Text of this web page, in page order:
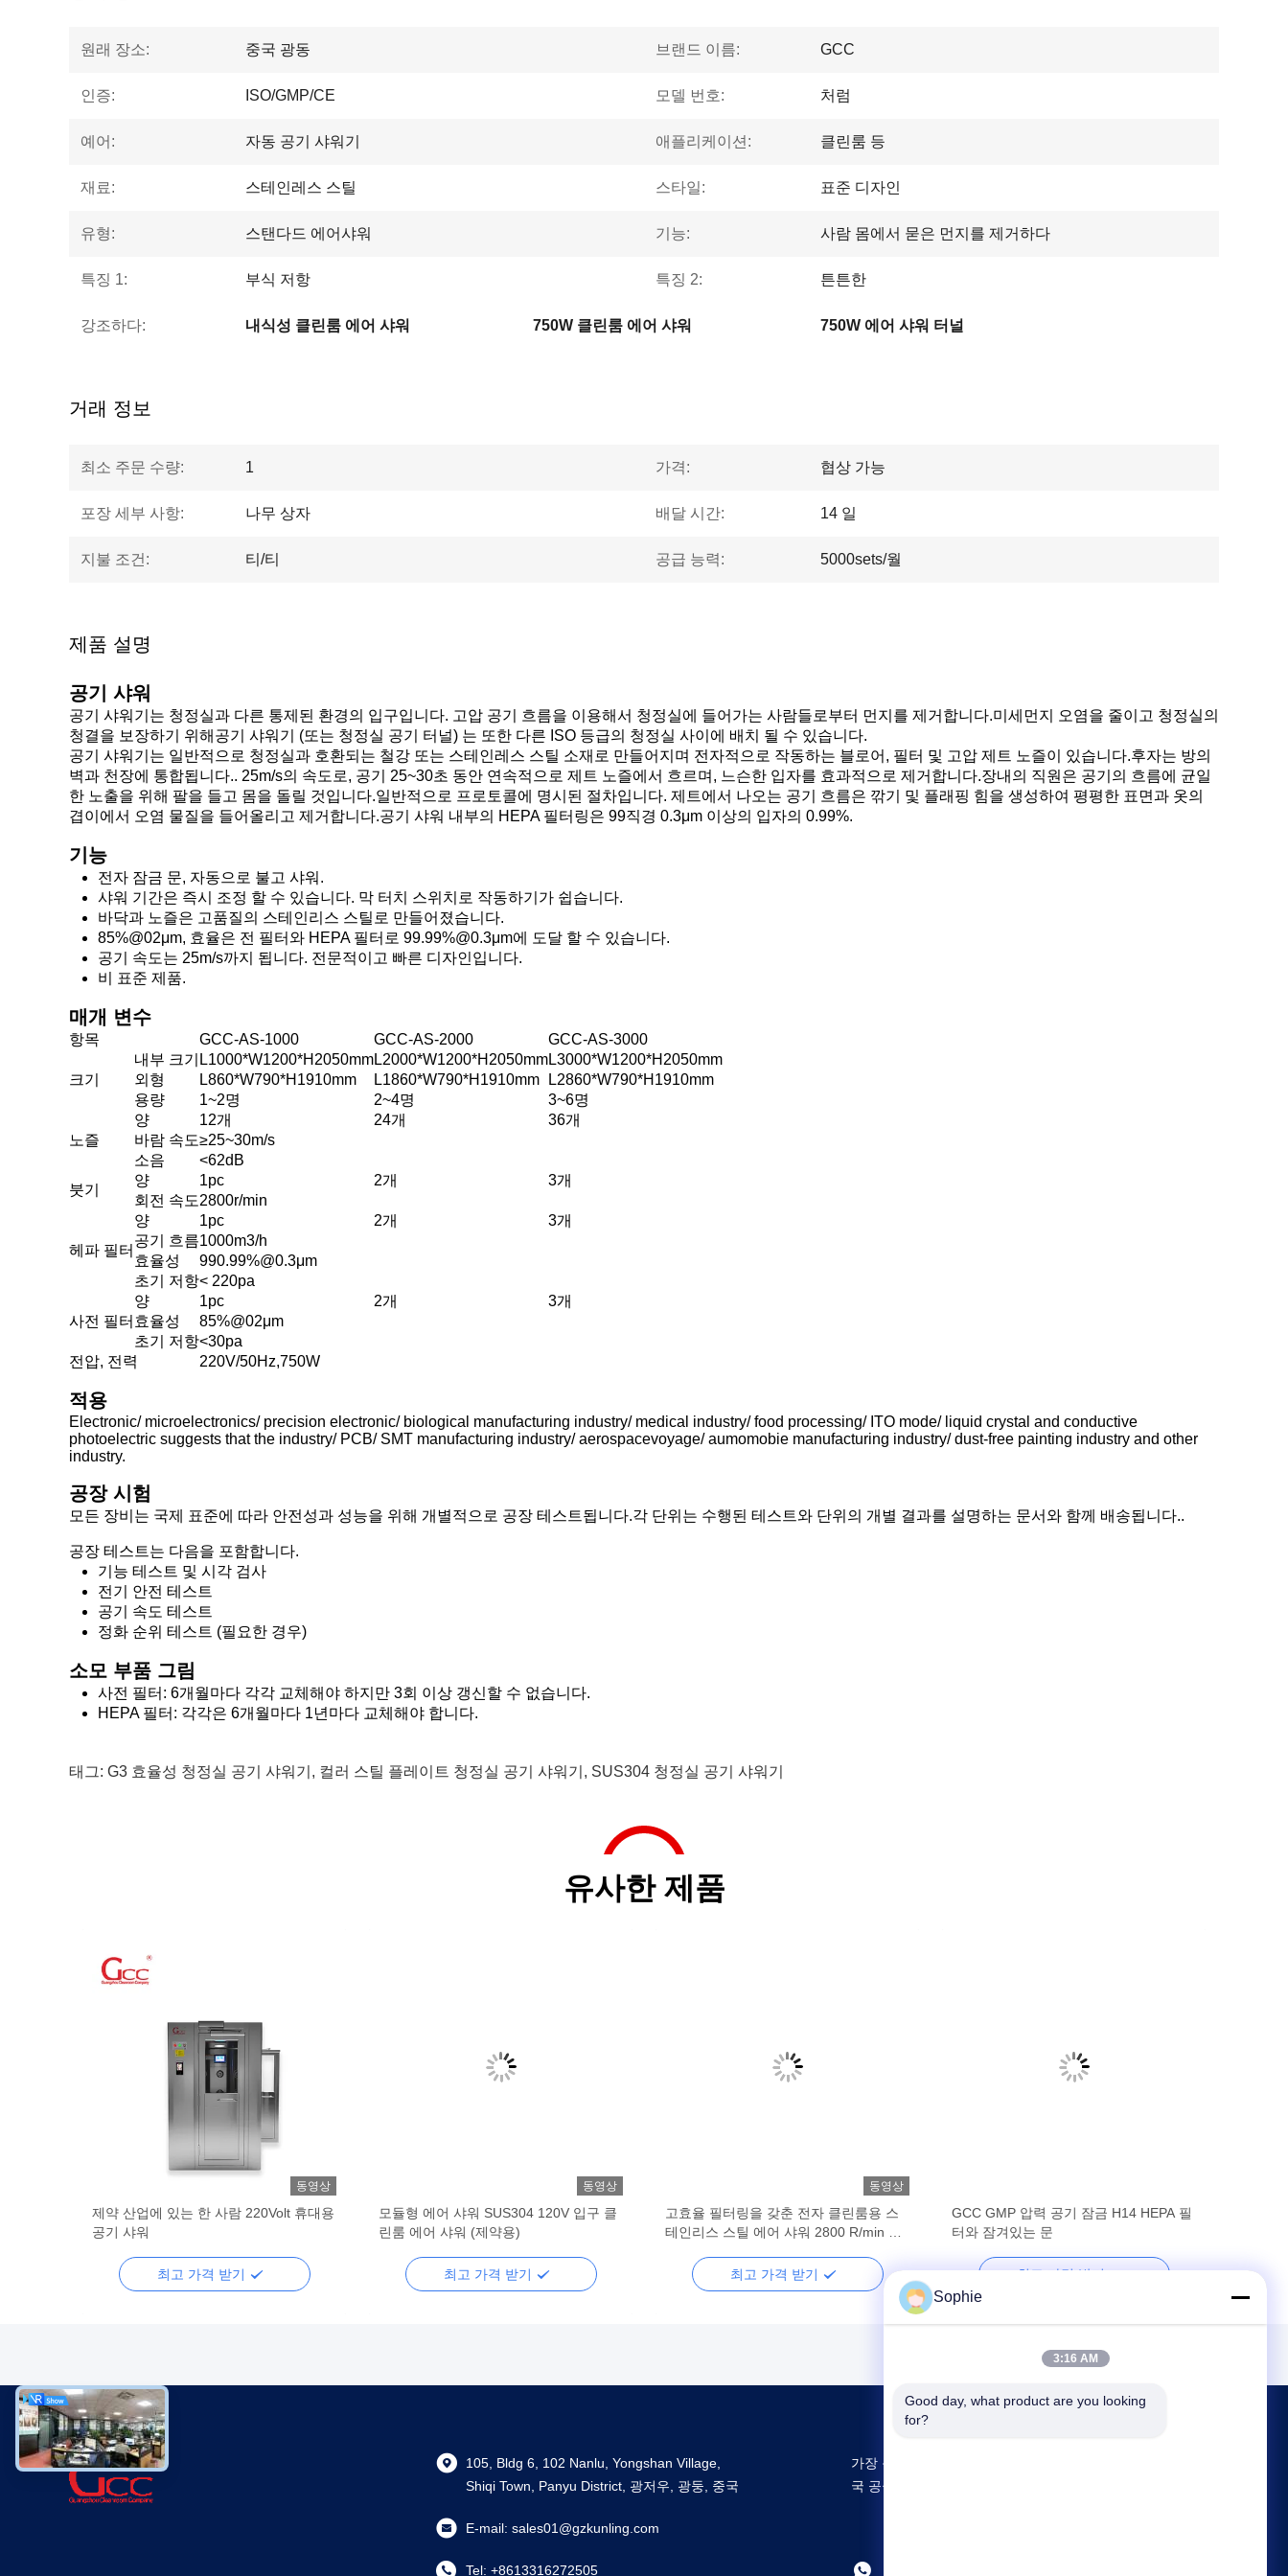
원래 장소: 중국 광동 브랜드 이름: GCC
인증: ISO/GMP/CE 모델 번호: 처럼
예어: 자동 공기 샤워기 애플리케이션: 클린룸 등
재료: 스테인레스 스틸 스타일: 표준 디자인
유형: 스탠다드 에어샤워 기능: 사람 몸에서 묻은 먼지를 제거하다
특징 1: 부식 저항 특징 2: 튼튼한
강조하다: 내식성 클린룸 에어 샤워 750W 클린룸 에어 샤워 750W 에어 샤워 터널
거래 정보
최소 주문 수량: 1 가격: 협상 가능
포장 세부 사항: 나무 상자 배달 시간: 14 일
지불 조건: 티/티 공급 능력: 5000sets/월
제품 설명
공기 샤워
공기 샤워기는 청정실과 다른 통제된 환경의 입구입니다. 고압 공기 흐름을 이용해서 청정실에 들어가는 사람들로부터 먼지를 제거합니다.미세먼지 오염을 줄이고 청정실의
청결을 보장하기 위해공기 샤워기 (또는 청정실 공기 터널) 는 또한 다른 ISO 등급의 청정실 사이에 배치 될 수 있습니다.
공기 샤워기는 일반적으로 청정실과 호환되는 철강 또는 스테인레스 스틸 소재로 만들어지며 전자적으로 작동하는 블로어, 필터 및 고압 제트 노즐이 있습니다.후자는 방의
벽과 천장에 통합됩니다.. 25m/s의 속도로, 공기 25~30초 동안 연속적으로 제트 노즐에서 흐르며, 느슨한 입자를 효과적으로 제거합니다.장내의 직원은 공기의 흐름에 균일
한 노출을 위해 팔을 들고 몸을 돌릴 것입니다.일반적으로 프로토콜에 명시된 절차입니다. 제트에서 나오는 공기 흐름은 깎기 및 플래핑 힘을 생성하여 평평한 표면과 옷의
겹이에서 오염 물질을 들어올리고 제거합니다.공기 샤워 내부의 HEPA 필터링은 99직경 0.3μm 이상의 입자의 0.99%.
기능
전자 잠금 문, 자동으로 불고 샤워.
샤워 기간은 즉시 조정 할 수 있습니다. 막 터치 스위치로 작동하기가 쉽습니다.
바닥과 노즐은 고품질의 스테인리스 스틸로 만들어졌습니다.
85%@02μm, 효율은 전 필터와 HEPA 필터로 99.99%@0.3μm에 도달 할 수 있습니다.
공기 속도는 25m/s까지 됩니다. 전문적이고 빠른 디자인입니다.
비 표준 제품.
매개 변수
항목 GCC-AS-1000 GCC-AS-2000 GCC-AS-3000
크기
내부 크기 L1000*W1200*H2050mmL2000*W1200*H2050mmL3000*W1200*H2050mm
외형
L860*W790*H1910mm L1860*W790*H1910mm
L2860*W790*H1910mm
용량
1~2명 2~4명 3~6명
노즐
양 12개 24개
36개
바람 속도≥25~30m/s
소음
<62dB
붓기
양 1pc 2개
3개
회전 속도2800r/min
헤파 필터
양 1pc 2개
3개
공기 흐름1000m3/h
효율성
990.99%@0.3μm
초기 저항< 220pa
사전 필터
양 1pc 2개
3개
효율성
85%@02μm
초기 저항<30pa
전압, 전력
220V/50Hz,750W
적용
Electronic/ microelectronics/ precision electronic/ biological manufacturing industry/ medical industry/ food processing/ ITO mode/ liquid crystal and conductive
photoelectric suggests that the industry/ PCB/ SMT manufacturing industry/ aerospacevoyage/ aumomobie manufacturing industry/ dust-free painting industry and other
industry.
공장 시험
모든 장비는 국제 표준에 따라 안전성과 성능을 위해 개별적으로 공장 테스트됩니다.각 단위는 수행된 테스트와 단위의 개별 결과를 설명하는 문서와 함께 배송됩니다..
공장 테스트는 다음을 포함합니다.
기능 테스트 및 시각 검사
전기 안전 테스트
공기 속도 테스트
정화 순위 테스트 (필요한 경우)
소모 부품 그림
사전 필터: 6개월마다 각각 교체해야 하지만 3회 이상 갱신할 수 없습니다.
HEPA 필터: 각각은 6개월마다 1년마다 교체해야 합니다.
태그: G3 효율성 청정실 공기 샤워기 , 컬러 스틸 플레이트 청정실 공기 샤워기 , SUS304 청정실 공기 샤워기
유사한 제품
동영상
제약 산업에 있는 한 사람 220Volt 휴대용
공기 샤워
최고 가격 받기
동영상
모듈형 에어 샤워 SUS304 120V 입구 클
린룸 에어 샤워 (제약용)
최고 가격 받기
동영상
고효율 필터링을 갖춘 전자 클린룸용 스
테인리스 스틸 에어 샤워 2800 R/min AC
최고 가격 받기
GCC GMP 압력 공기 잠금 H14 HEPA 필
터와 잠겨있는 문
최고 가격 받기
105, Bldg 6, 102 Nanlu, Yongshan Village,
Shiqi Town, Panyu District, 광저우, 광둥, 중국
E-mail: sales01@gzkunling.com
Tel: +8613316272505
가장 큰 연구 개발 및 생산 Prefab Cleanroom 중
국 공급업체
Sophie
3:16 AM
Good day, what product are you looking
for?